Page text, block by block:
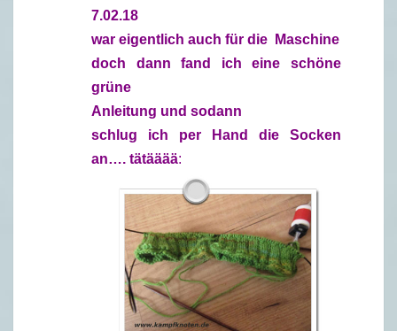
7.02.18
war eigentlich auch für die Maschine
doch dann fand ich eine schöne
grüne
Anleitung und sodann
schlug ich per Hand die Socken
an…. tätääää: